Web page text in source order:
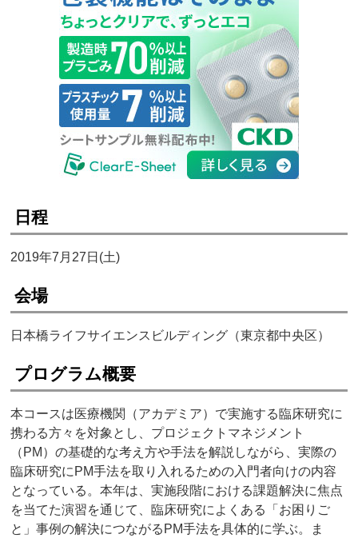
日程
2019年7月27日(土)
会場
日本橋ライフサイエンスビルディング（東京都中央区）
プログラム概要
本コースは医療機関（アカデミア）で実施する臨床研究に
携わる方々を対象とし、プロジェクトマネジメント
（PM）の基礎的な考え方や手法を解説しながら、実際の
臨床研究にPM手法を取り入れるための入門者向けの内容
となっている。本年は、実施段階における課題解決に焦点
を当てた演習を通じて、臨床研究によくある「お困りご
と」事例の解決につながるPM手法を具体的に学ぶ。ま